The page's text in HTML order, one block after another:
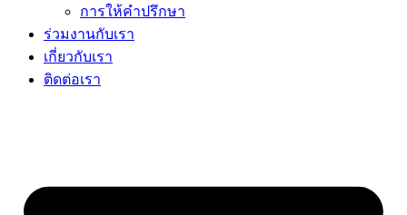
การให้คำปรึกษา
ร่วมงานกับเรา
เกี่ยวกับเรา
ติดต่อเรา